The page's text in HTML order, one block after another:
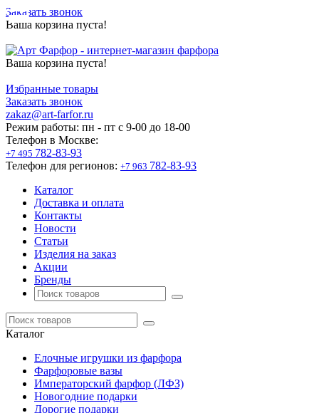
Заказать звонок
Ваша корзина пуста!
Ваша корзина пуста!
Избранные товары
Заказать звонок
zakaz@art-farfor.ru
Режим работы: пн - пт c 9-00 до 18-00
Телефон в Москве:
+7 495 782-83-93
Телефон для регионов: +7 963 782-83-93
Каталог
Доставка и оплата
Контакты
Новости
Статьи
Изделия на заказ
Акции
Бренды
Каталог
Елочные игрушки из фарфора
Фарфоровые вазы
Императорский фарфор (ЛФЗ)
Новогодние подарки
Дорогие подарки